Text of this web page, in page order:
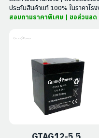
ประกันสินค้าแท้ 100% ในราคาโร
สอบถามราคาพิเศษ | ขอส่วนลด